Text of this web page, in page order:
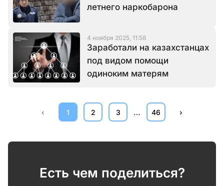
летнего наркобарона
4 ноября 2025, 11:58
Заработали на казахстанцах
под видом помощи
одиноким матерям
‹ 1 2 3 … 46 ›
Есть чем поделиться?